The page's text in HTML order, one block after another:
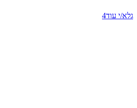
גלא/י עוד